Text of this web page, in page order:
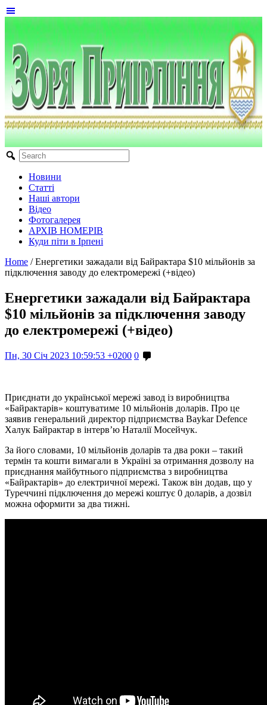
Новини
Статті
Наші автори
Відео
Фотогалерея
АРХІВ НОМЕРІВ
Куди піти в Ірпені
Home / Енергетики зажадали від Байрактара $10 мільйонів за
підключення заводу до електромережі (+відео)
Енергетики зажадали від Байрактара
$10 мільйонів за підключення заводу
до електромережі (+відео)
Пн, 30 Січ 2023 10:59:53 +0200 0
Приєднати до української мережі завод із виробництва
«Байрактарів» коштуватиме 10 мільйонів доларів. Про це
заявив генеральний директор підприємства Baykar Defence
Халук Байрактар ​​в інтерв’ю Наталії Мосейчук.
За його словами, 10 мільйонів доларів та два роки – такий
термін та кошти вимагали в Україні за отримання дозволу на
приєднання майбутнього підприємства з виробництва
«Байрактарів» до електричної мережі. Також він додав, що у
Туреччині підключення до мережі коштує 0 доларів, а дозвіл
можна оформити за два тижні.